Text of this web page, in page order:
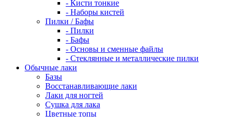
- Кисти тонкие
- Наборы кистей
Пилки / Бафы
- Пилки
- Бафы
- Основы и сменные файлы
- Стеклянные и металлические пилки
Обычные лаки
Базы
Восстанавливающие лаки
Лаки для ногтей
Сушка для лака
Цветные топы